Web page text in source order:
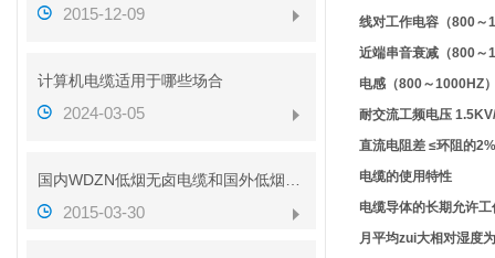
2015-12-09
计算机电缆适用于哪些场合
2024-03-05
2015-03-30
线对工作电容（800～
近端串音衰减（800
电感（800～1000HZ
耐交流工频电压
直流电阻差 ≤环阻的2%
电缆的使用特性
电缆导体的长期允许
月平均zui大相对湿度